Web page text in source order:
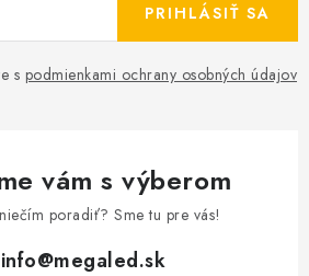
s podmienkami ochrany osobných údajov
PRIHLÁSIŤ SA
vám s výberom
poradiť? Sme tu pre vás!
info@megaled.sk